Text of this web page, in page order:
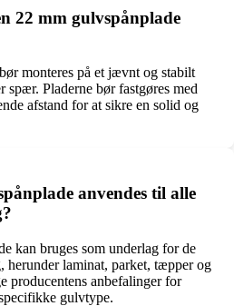
22 mm gulvspånplade
monteres på et jævnt og stabilt
spær. Pladerne bør fastgøres med
afstand for at sikre en solid og
anvendes til alle
kan bruges som underlag for de
laminat, parket, tæpper og
producentens anbefalinger for
gulvtype.